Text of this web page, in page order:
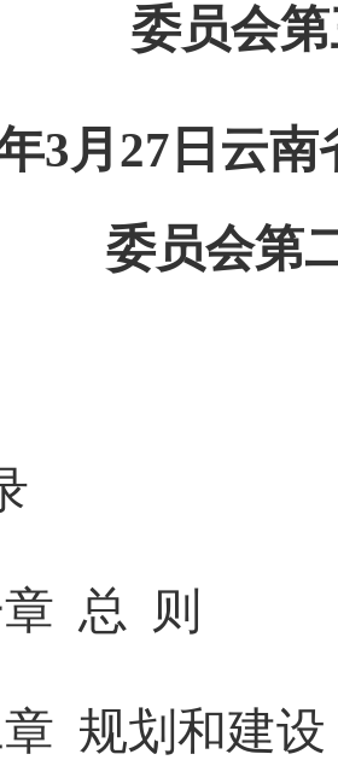
委员会
3月27日云
委员会第
总 则
规划和建设